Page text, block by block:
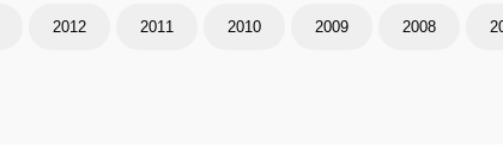
2012 2011 2010 2009 2008